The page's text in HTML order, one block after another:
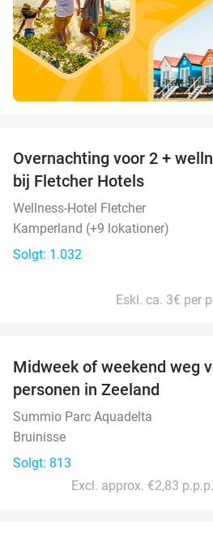
Overnachting voor 2 +
bij Fletcher Hotels
Wellness-Hotel Fletcher
Kamperland (+9 lokationer)
Solgt: 1.032
Eskl. ca. 3€ per
Midweek of weekend weg
personen in Zeeland
Summio Parc Aquadelta
Bruinisse
Solgt: 813
Excl. approx. €2,83